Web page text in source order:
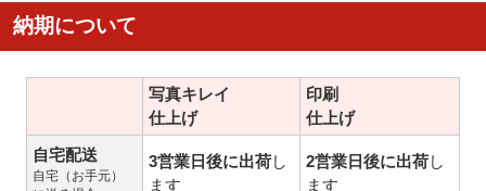
納期について
写真キレイ
仕上げ
印刷
仕上げ
自宅配送
自宅（お手元）
3営業日後に出荷し
ます
2営業日後に出荷し
ます